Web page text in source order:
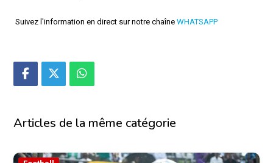
Suivez l'information en direct sur notre chaîne WHATSAPP
Articles de la même catégorie